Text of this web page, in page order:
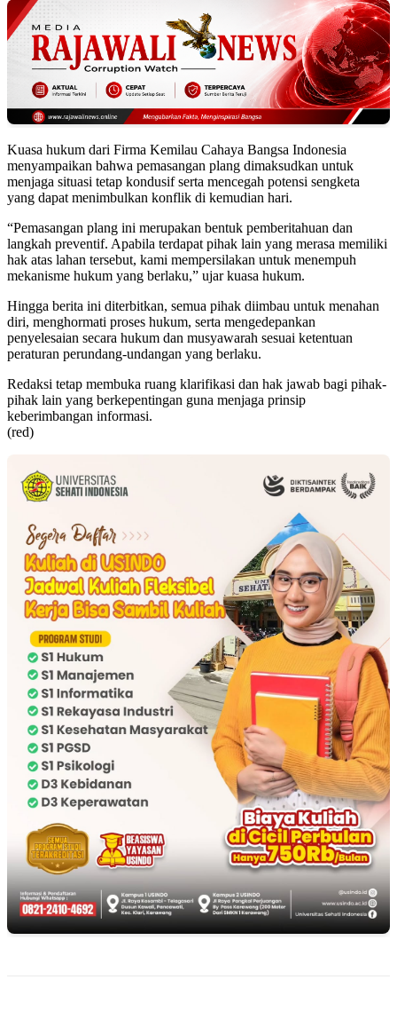
Kuasa hukum dari Firma Kemilau Cahaya Bangsa Indonesia
menyampaikan bahwa pemasangan plang dimaksudkan untuk
menjaga situasi tetap kondusif serta mencegah potensi sengketa
yang dapat menimbulkan konflik di kemudian hari.
“Pemasangan plang ini merupakan bentuk pemberitahuan dan
langkah preventif. Apabila terdapat pihak lain yang merasa memiliki
hak atas lahan tersebut, kami mempersilakan untuk menempuh
mekanisme hukum yang berlaku,” ujar kuasa hukum.
Hingga berita ini diterbitkan, semua pihak diimbau untuk menahan
diri, menghormati proses hukum, serta mengedepankan
penyelesaian secara hukum dan musyawarah sesuai ketentuan
peraturan perundang-undangan yang berlaku.
Redaksi tetap membuka ruang klarifikasi dan hak jawab bagi pihak-
pihak lain yang berkepentingan guna menjaga prinsip
keberimbangan informasi.
(red)